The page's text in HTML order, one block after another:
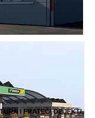
I PRATEĆI OBJEKTI